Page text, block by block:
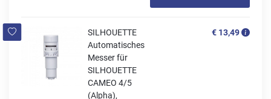
SILHOUETTE
Automatisches
Messer für
SILHOUETTE
CAMEO 4/5
(Alpha),
€ 13,49